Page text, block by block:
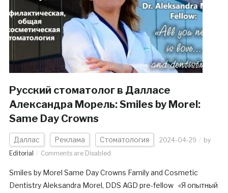
Русский стоматолог в Далласе
Александра Морель: Smiles by Morel:
Same Day Crowns
Даллас Реклама Стоматология 2024-04-29
by
Editorial
Comments are Disabled
Smiles by Morel Same Day Crowns Family and Cosmetic
Dentistry Aleksandra Morel, DDS AGD pre-fellow «Я опытный